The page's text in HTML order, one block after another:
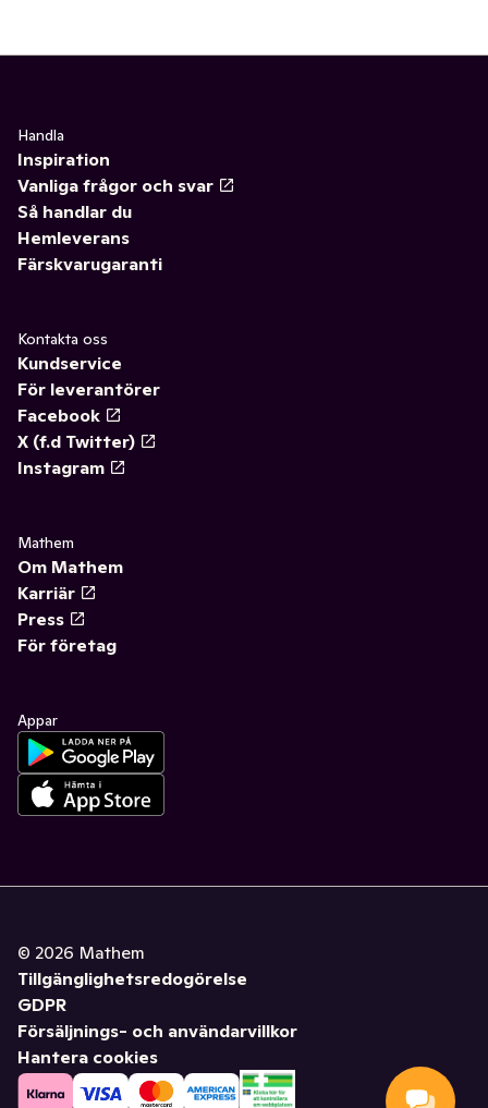
Handla
Inspiration
Vanliga frågor och svar
Så handlar du
Hemleverans
Färskvarugaranti
Kontakta oss
Kundservice
För leverantörer
Facebook
X (f.d Twitter)
Instagram
Mathem
Om Mathem
Karriär
Press
För företag
Appar
© 2026 Mathem
Tillgänglighetsredogörelse
GDPR
Försäljnings- och användarvillkor
Hantera cookies